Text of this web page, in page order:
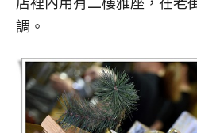
店裡內用有二樓雅座，在老
調。